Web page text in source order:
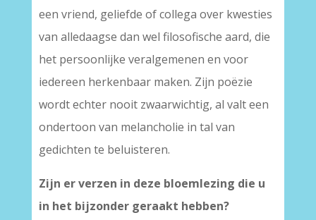
een vriend, geliefde of collega over kwesties
van alledaagse dan wel filosofische aard, die
het persoonlijke veralgemenen en voor
iedereen herkenbaar maken. Zijn poëzie
wordt echter nooit zwaarwichtig, al valt een
ondertoon van melancholie in tal van
gedichten te beluisteren.
Zijn er verzen in deze bloemlezing die u
in het bijzonder geraakt hebben?